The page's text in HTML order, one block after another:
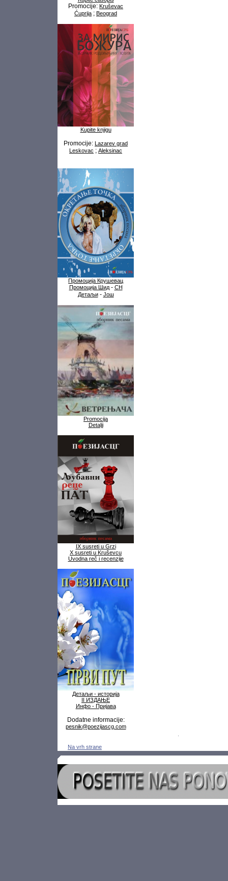
Promocije: Kruševac
Ćuprija ; Beograd
Kupite knjigu
Promocije: Lazarev grad
Leskovac ; Aleksinac
Промоција Крушевац
Промоција Шид- СН
Детаљи- Још
Promocija
Detalji
IX susreti u Grzi
X susreti u Kruševcu
Uvodna reč i recenzije
Детаљи - историја
II ИЗДАЊЕ
Инфо - Пријава
Dodatne informacije:
pesnik@poezijascg.com
Na vrh strane